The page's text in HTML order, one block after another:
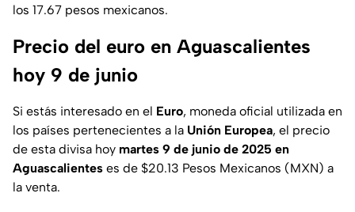
los 17.67 pesos mexicanos.
Precio del euro en Aguascalientes
hoy 9 de junio
Si estás interesado en el Euro, moneda oficial utilizada en
los países pertenecientes a la Unión Europea, el precio
de esta divisa hoy martes 9 de junio de 2025 en
Aguascalientes es de $20.13 Pesos Mexicanos (MXN) a
la venta.